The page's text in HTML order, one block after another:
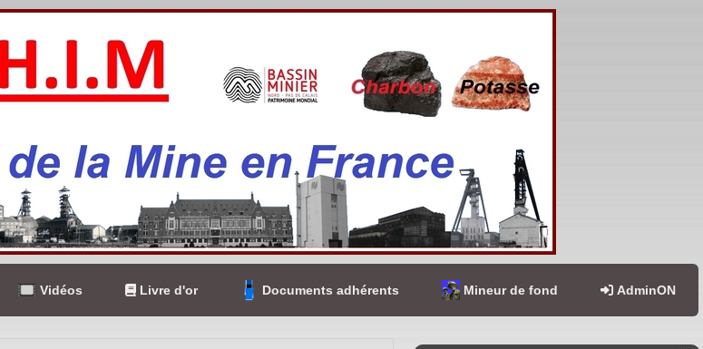
Vidéos Livre d'or Documents adhérents Mineur de fond AdminON